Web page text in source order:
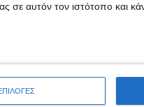
σε αυτόν τον ιστότοπο και